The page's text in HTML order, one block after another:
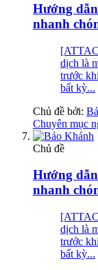
Hướng
nhanh
dịch là
trước
bất kỳ...
Chủ đề bởi:
Chuyên mục
Chủ đề
Hướng
nhanh
dịch là
trước
bất kỳ...